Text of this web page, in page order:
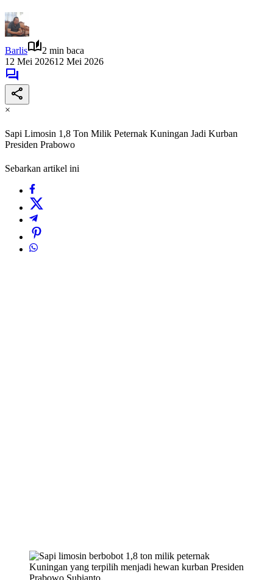
Barlis
2 min baca
12 Mei 202612 Mei 2026
×
Sapi Limosin 1,8 Ton Milik Peternak Kuningan Jadi Kurban
Presiden Prabowo
Sebarkan artikel ini